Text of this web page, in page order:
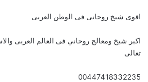
اقوى شيخ روحانى فى الوطن العربى
اكبر شيخ ومعالج روحاني فى العالم العربى
تعالى
00447418332235